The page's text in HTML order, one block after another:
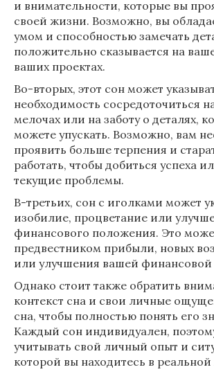
и внимательности, которые вы
своей жизни. Возможно, вы
умом и способностью замечать
положительно сказывается на
ваших проектах.
Во-вторых, этот сон может
необходимость сосредоточиться
мелочах или на заботу о деталях,
можете упускать. Возможно, вам
проявить больше терпения и
работать, чтобы добиться успеха
текущие проблемы.
В-третьих, сон с иголками может
изобилие, процветание или
финансового положения. Это
предвестником прибыли, новых
или улучшения вашей финансовой
Однако стоит также обратить
контекст сна и свои личные
сна, чтобы полностью понять его
Каждый сон индивидуален,
учитывать свой личный опыт и
которой вы находитесь в